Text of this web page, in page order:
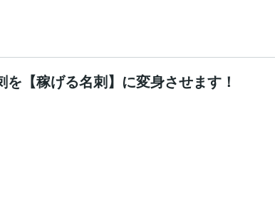
【稼げる名刺】に変身させます！